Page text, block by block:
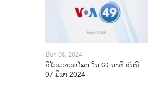
ມີນາ 08, 2024
ວີໂອເອຮອບໂລກ ໃນ 60 ນາທີ ວັນທີ
07 ມີນາ 2024